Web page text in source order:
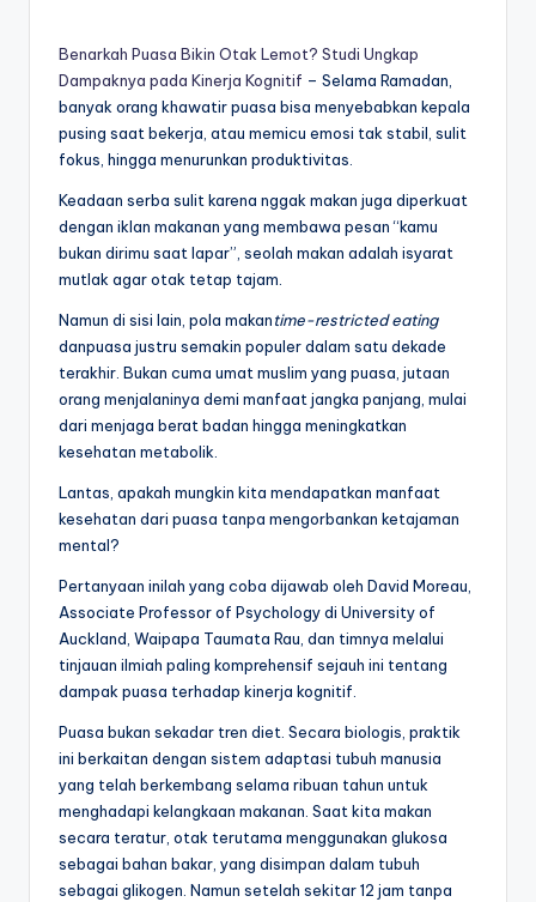
Benarkah Puasa Bikin Otak Lemot? Studi Ungkap
Dampaknya pada Kinerja Kognitif – Selama Ramadan,
banyak orang khawatir puasa bisa menyebabkan kepala
pusing saat bekerja, atau memicu emosi tak stabil, sulit
fokus, hingga menurunkan produktivitas.
Keadaan serba sulit karena nggak makan juga diperkuat
dengan iklan makanan yang membawa pesan “kamu
bukan dirimu saat lapar”, seolah makan adalah isyarat
mutlak agar otak tetap tajam.
Namun di sisi lain, pola makantime-restricted eating
danpuasa justru semakin populer dalam satu dekade
terakhir. Bukan cuma umat muslim yang puasa, jutaan
orang menjalaninya demi manfaat jangka panjang, mulai
dari menjaga berat badan hingga meningkatkan
kesehatan metabolik.
Lantas, apakah mungkin kita mendapatkan manfaat
kesehatan dari puasa tanpa mengorbankan ketajaman
mental?
Pertanyaan inilah yang coba dijawab oleh David Moreau,
Associate Professor of Psychology di University of
Auckland, Waipapa Taumata Rau, dan timnya melalui
tinjauan ilmiah paling komprehensif sejauh ini tentang
dampak puasa terhadap kinerja kognitif.
Puasa bukan sekadar tren diet. Secara biologis, praktik
ini berkaitan dengan sistem adaptasi tubuh manusia
yang telah berkembang selama ribuan tahun untuk
menghadapi kelangkaan makanan. Saat kita makan
secara teratur, otak terutama menggunakan glukosa
sebagai bahan bakar, yang disimpan dalam tubuh
sebagai glikogen. Namun setelah sekitar 12 jam tanpa